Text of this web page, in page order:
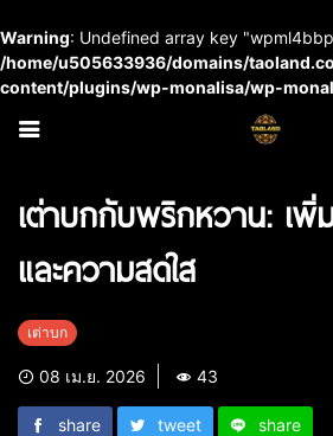
Warning: Undefined array key
/home/u505633936/domains/
content/plugins/wp-monalisa/wp-
เต่าบกกับพริกหวาน: เพิ่
และความสดใส
เต่าบก
08 เม.ย. 2026 43
share tweet share